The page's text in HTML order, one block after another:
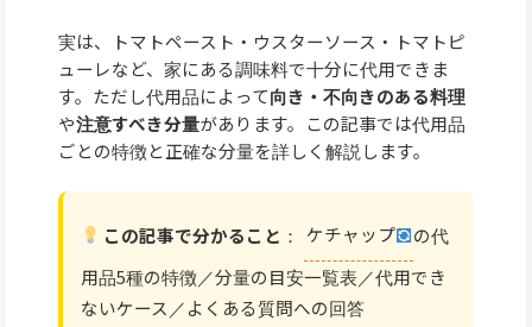
実は、トマトペースト・ウスターソース・トマトピ
ューレなど、家にある調味料で十分に代用できま
す。ただし代用品によって向き・不向きのある料理
や注意すべき分量があります。この記事では代用品
ごとの特徴と正確な分量を詳しく解説します。
この記事で分かること ： ケチャップ
の代
用品5種の特徴／分量の目安一覧表／代用でき
ないケース／よくある質問への回答